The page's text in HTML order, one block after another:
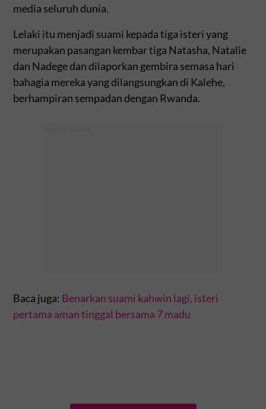
media seluruh dunia.
Lelaki itu menjadi suami kepada tiga isteri yang
merupakan pasangan kembar tiga Natasha, Natalie
dan Nadege dan dilaporkan gembira semasa hari
bahagia mereka yang dilangsungkan di Kalehe,
berhampiran sempadan dengan Rwanda.
Baca juga: Benarkan suami kahwin lagi, isteri
pertama aman tinggal bersama 7 madu